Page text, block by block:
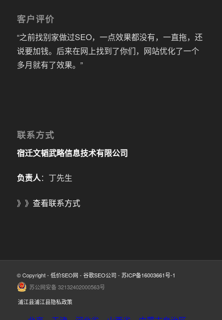
客户评价
“之前找别家做过SEO，一点效果都没有，一直拖，还
说要加钱。后来在网上找到了你们，网站优化了一个
多月就有了效果。”
联系方式
宿迁文韬武略信息技术有限公司
负责人：丁先生
》》 查看联系方式
© Copyright - 低价SEO网 - 谷歌SEO公司 - 苏ICP备16003661号-1
苏公网安备 32132402000563号
浦江县浦江县隐私政策